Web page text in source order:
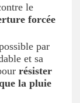
le
forcée
par
et sa
résister
la pluie